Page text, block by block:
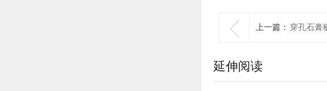
 上一篇： 穿孔石膏
延伸阅读